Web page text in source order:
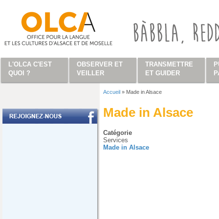
Accueil » Made in Alsace
Made in Alsace
Catégorie
Services
Made in Alsace
L'OLCA C'EST
QUOI ?
OBSERVER ET
VEILLER
TRANSMETTRE
ET GUIDER